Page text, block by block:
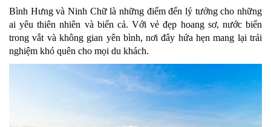
Bình Hưng và Ninh Chữ là những điểm đến lý tưởng cho những
ai yêu thiên nhiên và biển cả. Với vẻ đẹp hoang sơ, nước biển
trong vắt và không gian yên bình, nơi đây hứa hẹn mang lại trải
nghiệm khó quên cho mọi du khách.